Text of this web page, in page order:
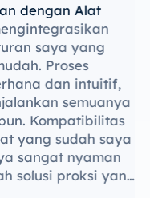
Alat
saya yang
​​Proses
dan intuitif,
semuanya
sudah saya
nyaman
proksi yang